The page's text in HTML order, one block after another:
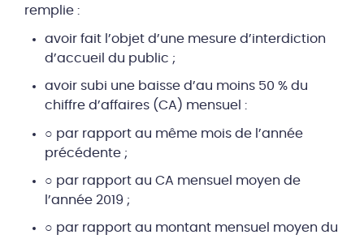
remplie :
avoir fait l’objet d’une mesure d’interdiction
d’accueil du public ;
avoir subi une baisse d’au moins 50 % du
chiffre d’affaires (CA) mensuel :
○ par rapport au même mois de l’année
précédente ;
○ par rapport au CA mensuel moyen de
l’année 2019 ;
○ par rapport au montant mensuel moyen du